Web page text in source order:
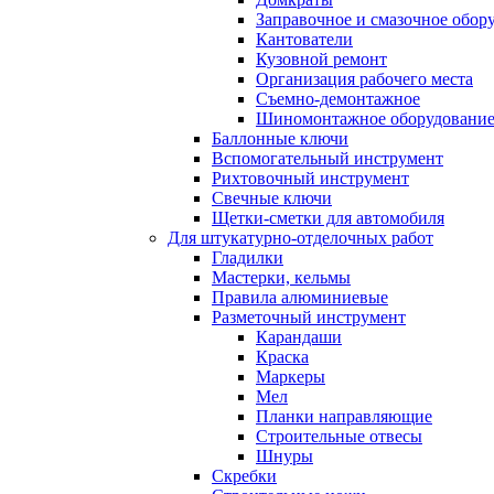
Заправочное и смазочное
Кантователи
Кузовной ремонт
Организация рабочего места
Съемно-демонтажное
Шиномонтажное оборудование
Баллонные ключи
Вспомогательный инструмент
Рихтовочный инструмент
Свечные ключи
Щетки-сметки для автомобиля
Для штукатурно-отделочных работ
Гладилки
Мастерки, кельмы
Правила алюминиевые
Разметочный инструмент
Карандаши
Краска
Маркеры
Мел
Планки направляющие
Строительные отвесы
Шнуры
Скребки